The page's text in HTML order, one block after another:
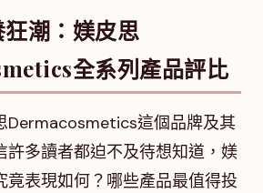
潮：媄皮思
全系列產品評比
Dermacosmetics這個品牌及其
許多讀者都迫不及待想知道，媄
竟表現如何？哪些產品最值得投